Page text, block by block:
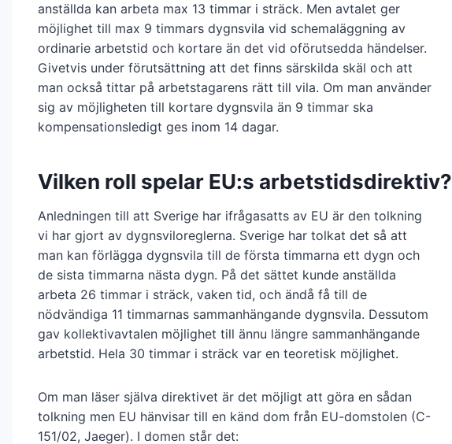
anställda kan arbeta max 13 timmar i sträck. Men avtalet ger
möjlighet till max 9 timmars dygnsvila vid schemaläggning av
ordinarie arbetstid och kortare än det vid oförutsedda händelser.
Givetvis under förutsättning att det finns särskilda skäl och att
man också tittar på arbetstagarens rätt till vila. Om man använder
sig av möjligheten till kortare dygnsvila än 9 timmar ska
kompensationsledigt ges inom 14 dagar.
Vilken roll spelar EU:s arbetstidsdirektiv?
Anledningen till att Sverige har ifrågasatts av EU är den tolkning
vi har gjort av dygnsviloreglerna. Sverige har tolkat det så att
man kan förlägga dygnsvila till de första timmarna ett dygn och
de sista timmarna nästa dygn. På det sättet kunde anställda
arbeta 26 timmar i sträck, vaken tid, och ändå få till de
nödvändiga 11 timmarnas sammanhängande dygnsvila. Dessutom
gav kollektivavtalen möjlighet till ännu längre sammanhängande
arbetstid. Hela 30 timmar i sträck var en teoretisk möjlighet.
Om man läser själva direktivet är det möjligt att göra en sådan
tolkning men EU hänvisar till en känd dom från EU-domstolen (C-
151/02, Jaeger). I domen står det: